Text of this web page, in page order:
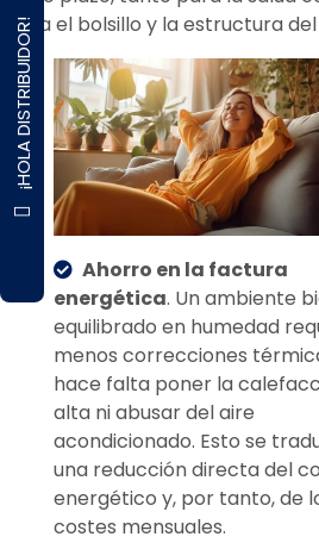
¡HOLA DISTRIBUIDOR!
para el bolsillo y la estructura
Ahorro en la factura
energética. Un ambiente
equilibrado en humedad
menos correcciones
hace falta poner la
alta ni abusar del aire
acondicionado. Esto se
una reducción directa del
energético y, por tanto, de
costes mensuales.